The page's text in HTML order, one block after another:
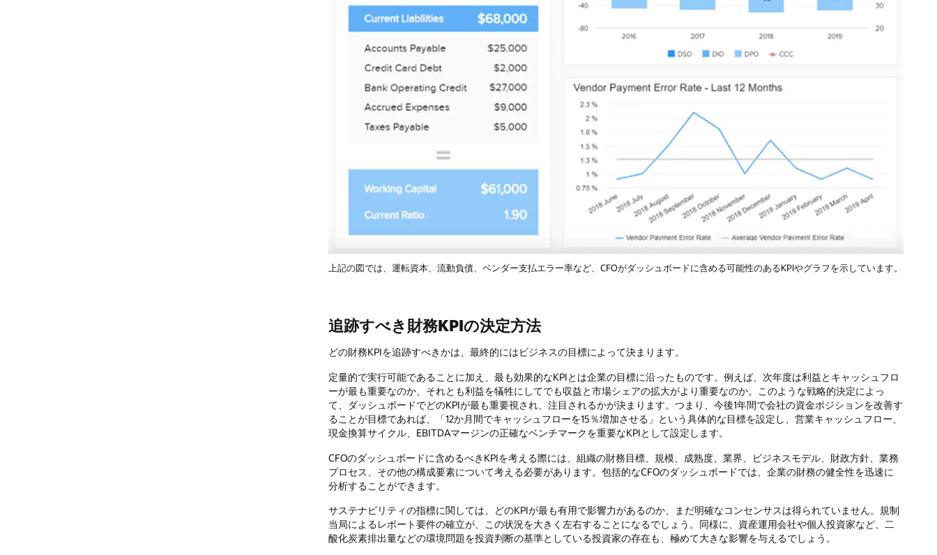
上記の図では、運転資本、流動負債、ベンダー支払エラー率など、CFOがダッシュボードに含める可能性のあるKPIやグラフを示しています。
追跡すべき財務KPIの決定方法
どの財務KPIを追跡すべきかは、最終的にはビジネスの目標によって決まります。
定量的で実行可能であることに加え、最も効果的なKPIとは企業の目標に沿ったものです。例えば、次年度は利益とキャッシュフロ
ーが最も重要なのか、それとも利益を犠牲にしてでも収益と市場シェアの拡大がより重要なのか。このような戦略的決定によっ
て、ダッシュボードでどのKPIが最も重要視され、注目されるかが決まります。つまり、今後1年間で会社の資金ポジションを改善す
ることが目標であれば、「12か月間でキャッシュフローを15％増加させる」という具体的な目標を設定し、営業キャッシュフロー、
現金換算サイクル、EBITDAマージンの正確なベンチマークを重要なKPIとして設定します。
CFOのダッシュボードに含めるべきKPIを考える際には、組織の財務目標、規模、成熟度、業界、ビジネスモデル、財政方針、業務
プロセス、その他の構成要素について考える必要があります。包括的なCFOのダッシュボードでは、企業の財務の健全性を迅速に
分析することができます。
サステナビリティの指標に関しては、どのKPIが最も有用で影響力があるのか、まだ明確なコンセンサスは得られていません。規制
当局によるレポート要件の確立が、この状況を大きく左右することになるでしょう。同様に、資産運用会社や個人投資家など、二
酸化炭素排出量などの環境問題を投資判断の基準としている投資家の存在も、極めて大きな影響を与えるでしょう。